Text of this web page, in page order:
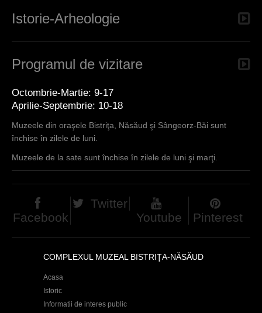
Istorie-Arheologie
Programul de vizitare
Octombrie-Martie: 9-17
Aprilie-Septembrie: 10-18
Muzeele din oraşele Bistriţa, Năsăud şi Sângeorz-Băi sunt
închise în zilele de luni.
Muzeele de la sate sunt închise în zilele de luni şi marţi.
Facebook
Twitter
Youtube
Pinterest
COMPLEXUL MUZEAL BISTRIŢA-NĂSĂUD
Acasa
Istoric
Informatii de interes public